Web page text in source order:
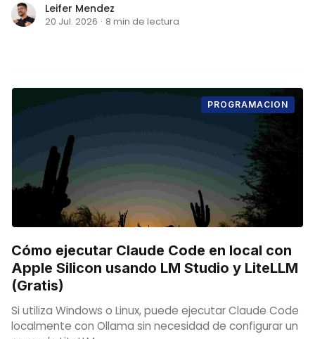
Leifer Mendez
20 Jul. 2026 · 8 min de lectura
PROGRAMACION
Cómo ejecutar Claude Code en local con
Apple Silicon usando LM Studio y LiteLLM
(Gratis)
Si utiliza Windows o Linux, puede ejecutar Claude Code
localmente con Ollama sin necesidad de configurar un